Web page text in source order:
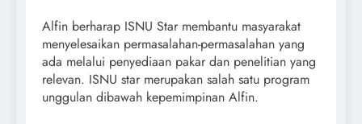
Alfin berharap ISNU Star membantu masyarakat
menyelesaikan permasalahan-permasalahan yang
ada melalui penyediaan pakar dan penelitian yang
relevan. ISNU star merupakan salah satu program
unggulan dibawah kepemimpinan Alfin.